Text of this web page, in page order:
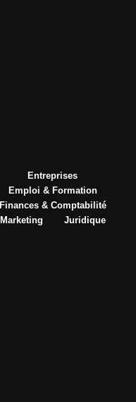
Entreprises
Emploi & Formation
Finances & Comptabilité
Marketing
Juridique